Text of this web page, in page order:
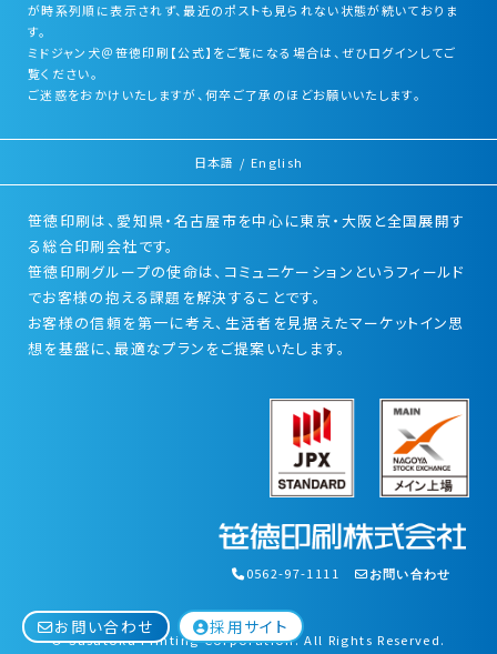
お問い合わせ 採用サイト
が時系列順に表示されず、最近のポストも見られない状態が続いておりま
す。
ミドジャン犬＠笹徳印刷【公式】をご覧になる場合は、ぜひログインしてご
覧ください。
ご迷惑をおかけいたしますが、何卒ご了承のほどお願いいたします。
日本語 / English
笹徳印刷は、愛知県・名古屋市を中心に東京・大阪と全国展開す
る総合印刷会社です。
笹徳印刷グループの使命は、コミュニケーションというフィールド
でお客様の抱える課題を解決することです。
お客様の信頼を第一に考え、生活者を見据えたマーケットイン思
想を基盤に、最適なプランをご提案いたします。
0562-97-1111 お問い合わせ
© Sasatoku Printing Corporation. All Rights Reserved.